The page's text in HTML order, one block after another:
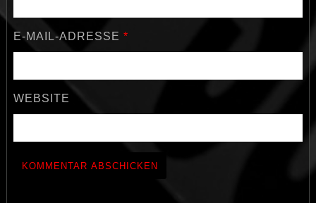
E-MAIL-ADRESSE *
WEBSITE